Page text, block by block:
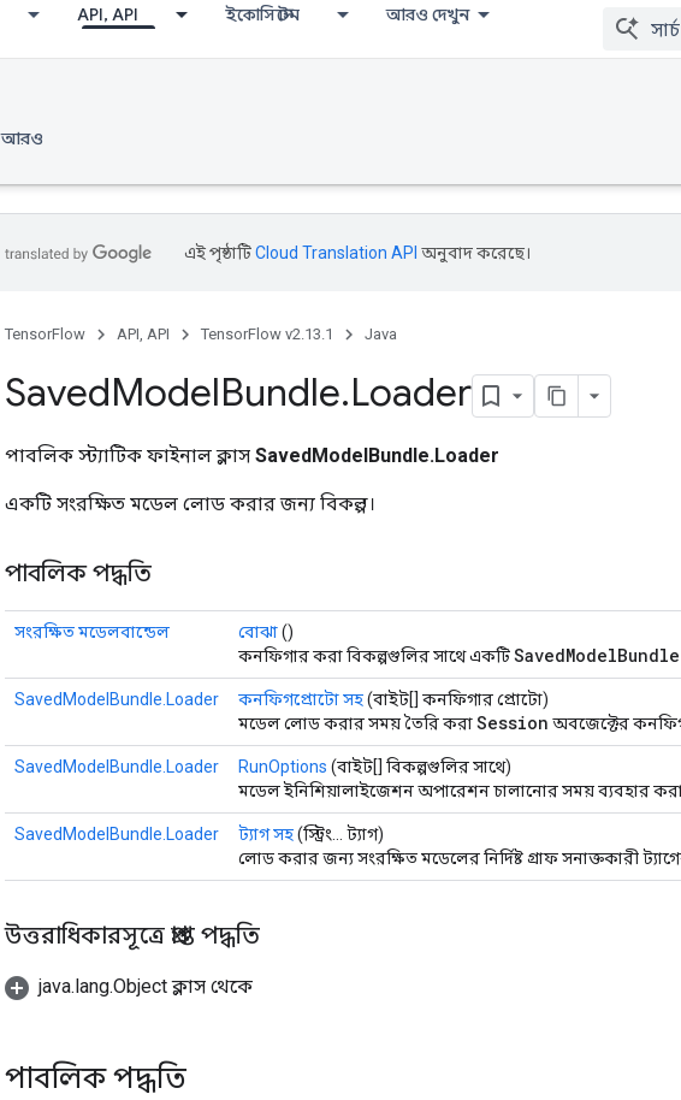
API, API ইকোসিস্টেম আরও দেখুন
আরও
এই পৃষ্ঠাটিCloud Translation API অনুবাদ করেছে।
TensorFlow API, API TensorFlow v2.13.1 Java
SavedModelBundle.Loader
পাবলিক স্ট্যাটিক ফাইনাল ক্লাস SavedModelBundle.Loader
একটি সংরক্ষিত মডেল লোড করার জন্য বিকল্প।
পাবলিক পদ্ধতি
সংরক্ষিত মডেলবান্ডেল বোঝা()
কনফিগার করা বিকল্পগুলির সাথে একটিSavedModelBundle
SavedModelBundle.Loader কনফিগপ্রোটো সহ(বাইট[] কনফিগার প্রোটো)
মডেল লোড করার সময় তৈরি করাSession অবজেক্টের
SavedModelBundle.Loader RunOptions (বাইট[] বিকল্পগুলির সাথে)
মডেল ইনিশিয়ালাইজেশন অপারেশন চালানোর সময় ব্যবহার
SavedModelBundle.Loader ট্যাগ সহ(স্ট্রিং... ট্যাগ)
লোড করার জন্য সংরক্ষিত মডেলের নির্দিষ্ট গ্রাফ সনাক্তকারী
উত্তরাধিকারসূত্রে প্রাপ্ত পদ্ধতি
java.lang.Object ক্লাস থেকে
পাবলিক পদ্ধতি